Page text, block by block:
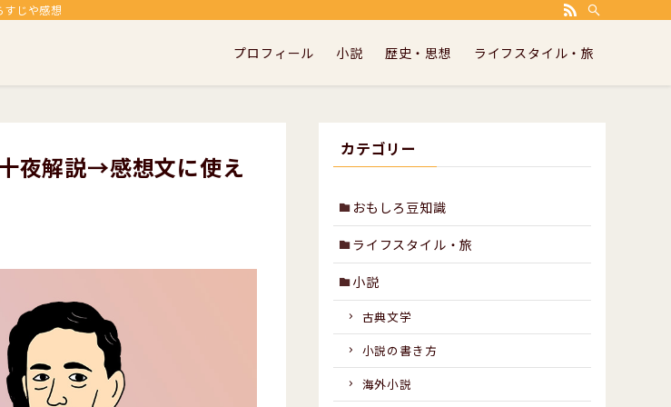
や感想、考察を中心に、個人的な趣味であるランニングや小説の書き方などについて書いています。
プロフィール 小説 歴史・思想 ライフスタイル・旅
夜解説→感想文に使え
カテゴリー
おもしろ豆知識
ライフスタイル・旅
小説
古典文学
小説の書き方
海外小説